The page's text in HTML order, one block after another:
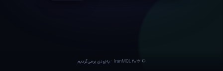
© ۲۰۲۶ IranMQL · به‌زودی برمی‌گردیم